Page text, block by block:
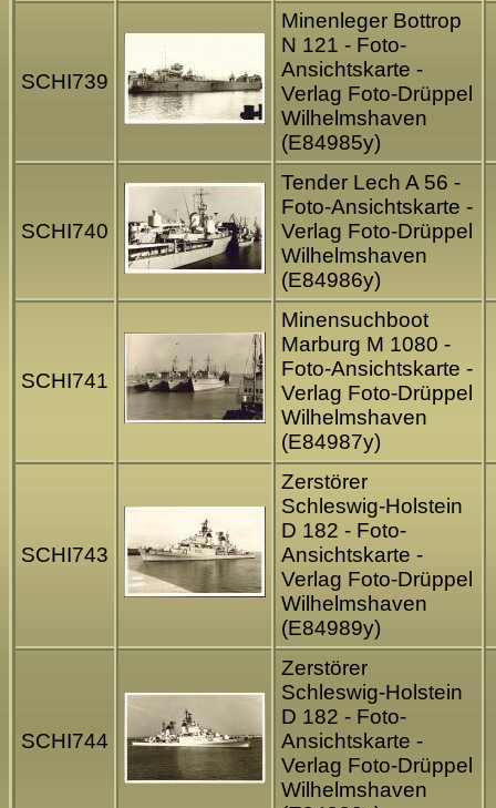
SCHI739
Minenleger Bottrop
N 121 - Foto-
Ansichtskarte -
Verlag Foto-Drüppel
Wilhelmshaven
(E84985y)
SCHI740
Tender Lech A 56 -
Foto-Ansichtskarte -
Verlag Foto-Drüppel
Wilhelmshaven
(E84986y)
SCHI741
Minensuchboot
Marburg M 1080 -
Foto-Ansichtskarte -
Verlag Foto-Drüppel
Wilhelmshaven
(E84987y)
SCHI743
Zerstörer
Schleswig-Holstein
D 182 - Foto-
Ansichtskarte -
Verlag Foto-Drüppel
Wilhelmshaven
(E84989y)
SCHI744
Zerstörer
Schleswig-Holstein
D 182 - Foto-
Ansichtskarte -
Verlag Foto-Drüppel
Wilhelmshaven